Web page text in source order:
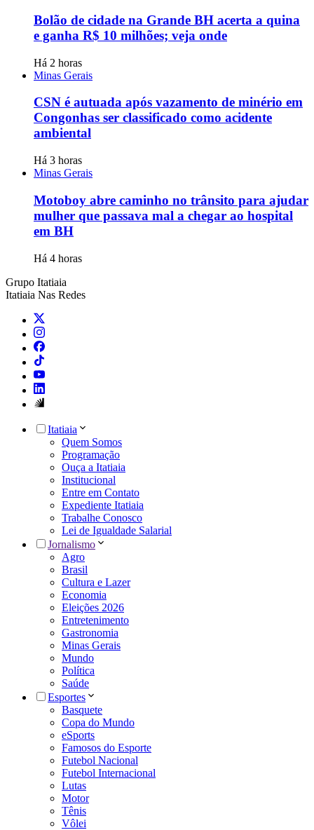
Bolão de cidade na Grande BH acerta a quina
e ganha R$ 10 milhões; veja onde
Há 2 horas
Minas Gerais
CSN é autuada após vazamento de minério em
Congonhas ser classificado como acidente
ambiental
Há 3 horas
Minas Gerais
Motoboy abre caminho no trânsito para ajudar
mulher que passava mal a chegar ao hospital
em BH
Há 4 horas
Grupo Itatiaia
Itatiaia Nas Redes
Itatiaia
Quem Somos
Programação
Ouça a Itatiaia
Institucional
Entre em Contato
Expediente Itatiaia
Trabalhe Conosco
Lei de Igualdade Salarial
Jornalismo
Agro
Brasil
Cultura e Lazer
Economia
Eleições 2026
Entretenimento
Gastronomia
Minas Gerais
Mundo
Política
Saúde
Esportes
Basquete
Copa do Mundo
eSports
Famosos do Esporte
Futebol Nacional
Futebol Internacional
Lutas
Motor
Tênis
Vôlei